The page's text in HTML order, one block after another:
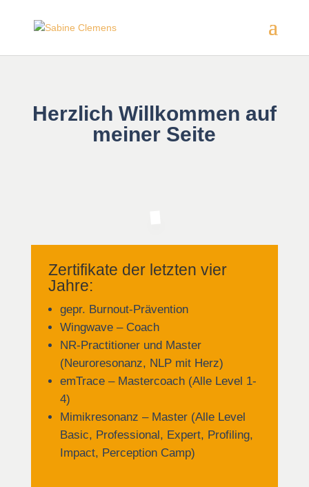
Herzlich Willkommen auf
meiner Seite
Zertifikate der letzten vier
Jahre:
gepr. Burnout-Prävention
Wingwave – Coach
NR-Practitioner und Master
(Neuroresonanz, NLP mit Herz)
emTrace – Mastercoach (Alle Level 1-
4)
Mimikresonanz – Master (Alle Level
Basic, Professional, Expert, Profiling,
Impact, Perception Camp)